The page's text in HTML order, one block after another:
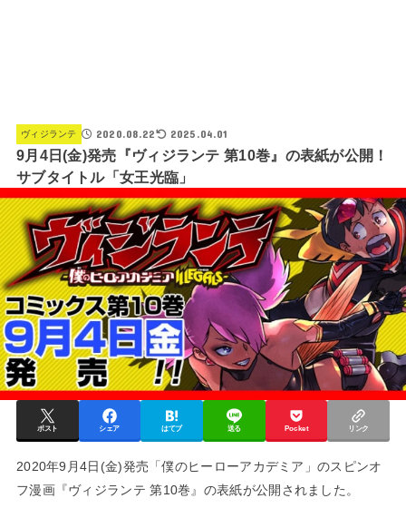
ヴィジランテ 2020.08.22 2025.04.01
9月4日(金)発売『ヴィジランテ 第10巻』の表紙が公開！
サブタイトル「女王光臨」
ポスト シェア はてブ 送る Pocket リンク
2020年9月4日(金)発売「僕のヒーローアカデミア」のスピンオ
フ漫画『ヴィジランテ 第10巻』の表紙が公開されました。